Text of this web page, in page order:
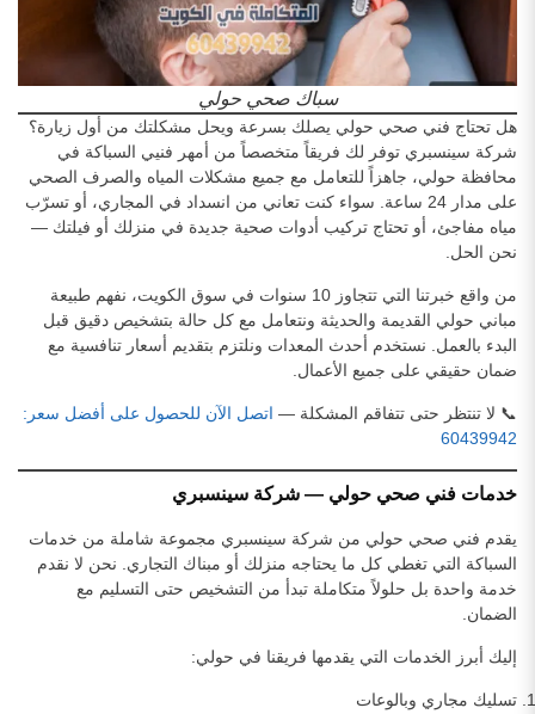
سباك صحي حولي
هل تحتاج فني صحي حولي يصلك بسرعة ويحل مشكلتك من أول زيارة؟
شركة سينسبري توفر لك فريقاً متخصصاً من أمهر فنيي السباكة في
محافظة حولي، جاهزاً للتعامل مع جميع مشكلات المياه والصرف الصحي
على مدار 24 ساعة. سواء كنت تعاني من انسداد في المجاري، أو تسرّب
مياه مفاجئ، أو تحتاج تركيب أدوات صحية جديدة في منزلك أو فيلتك —
نحن الحل.
من واقع خبرتنا التي تتجاوز 10 سنوات في سوق الكويت، نفهم طبيعة
مباني حولي القديمة والحديثة ونتعامل مع كل حالة بتشخيص دقيق قبل
البدء بالعمل. نستخدم أحدث المعدات ونلتزم بتقديم أسعار تنافسية مع
ضمان حقيقي على جميع الأعمال.
📞 لا تنتظر حتى تتفاقم المشكلة — اتصل الآن للحصول على أفضل سعر:
60439942
خدمات فني صحي حولي — شركة سينسبري
يقدم فني صحي حولي من شركة سينسبري مجموعة شاملة من خدمات
السباكة التي تغطي كل ما يحتاجه منزلك أو مبناك التجاري. نحن لا نقدم
خدمة واحدة بل حلولاً متكاملة تبدأ من التشخيص حتى التسليم مع
الضمان.
إليك أبرز الخدمات التي يقدمها فريقنا في حولي:
تسليك مجاري وبالوعات